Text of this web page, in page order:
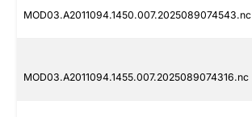
MOD03.A2011094.1450.007.2025089074543.nc
MOD03.A2011094.1455.007.2025089074316.nc